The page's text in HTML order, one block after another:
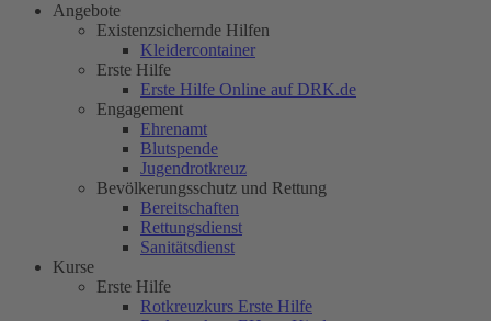
Angebote
Existenzsichernde Hilfen
Kleidercontainer
Erste Hilfe
Erste Hilfe Online auf DRK.de
Engagement
Ehrenamt
Blutspende
Jugendrotkreuz
Bevölkerungsschutz und Rettung
Bereitschaften
Rettungsdienst
Sanitätsdienst
Kurse
Erste Hilfe
Rotkreuzkurs Erste Hilfe